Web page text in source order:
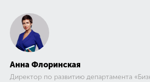
Анна Флоринская
Директор по развитию департамента